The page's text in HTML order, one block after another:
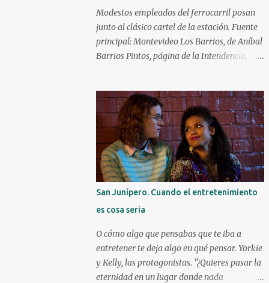
incluso alguno llegando a construir una
carrera como actor y obteniendo elogios de
la crítica. Kareem Abdul-Jabbar Uno d e los
máximos anotadores de la historia de la
ya era una figura conocida, venía de ganar
su primer anillo en la NBA con los
Milwaukee Bucks. Debutó a l...
Modestos empleados del ferrocarril posan
junto al clásico cartel de la estación. Fuente
principal: Montevideo Los Barrios, de Aníbal
Barrios Pintos, página de la Intendencia, y
de manera espontánea, caso Aguada,
Cordón y Paso Molino. Hubo algunos que
surgieron durante la Guerra Grande: Cerrito,
Unión y Buceo. Y luego hay varios que
fueron creados por especuladores de tierras
que lotearon terrenos y los vendieron en
cuotas para la instalación de viviendas, en
particular a inmigrantes. Éstos solían apelar
a lugares o personajes de sus países de
origen para darle nombre a estos nuevos
barrios. ¿Quiénes fueron los principales
creadores de barrios? Los tres principales
fueron el montevideano Francisco Piria, el
San Junípero. Cuando el entretenimiento
es cosa seria
O cómo algo que pensabas que te iba a
entretener te deja algo en qué pensar. Yorkie
y Kelly, las protagonistas. "¿Quieres pasar la
eternidad en un lugar donde nada